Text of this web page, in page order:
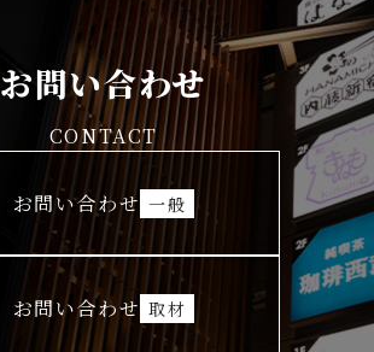
お問い合わせ
CONTACT
お問い合わせ 一般
お問い合わせ 取材